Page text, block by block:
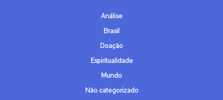
Análise
Brasil
Doação
Espiritualidade
Mundo
Não categorizado